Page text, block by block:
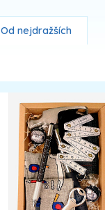
Od nejdražších